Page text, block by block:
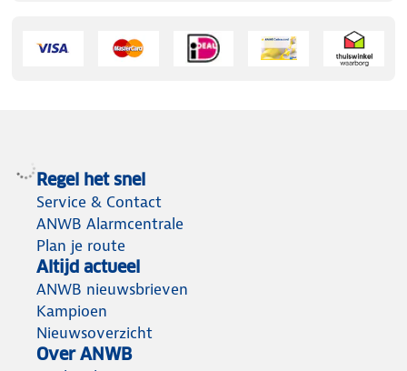
Regel het snel
Service & Contact
ANWB Alarmcentrale
Plan je route
Altijd actueel
ANWB nieuwsbrieven
Kampioen
Nieuwsoverzicht
Over ANWB